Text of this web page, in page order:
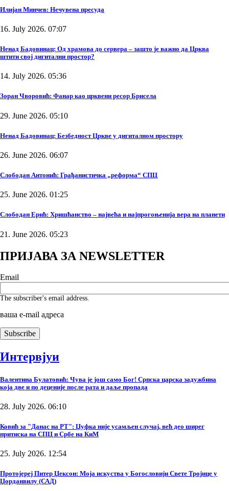
Илијан Минчев: Нечувена пресуда
16. July 2026. 07:07
Ненад Бадовинац: Од храмова до сервера – зашто је важно да Црква
штити свој дигитални простор?
14. July 2026. 05:36
Зоран Чворовић: Фанар као црквени ресор Брисела
29. June 2026. 05:10
Ненад Бадовинац: Безбедност Цркве у дигиталном простору
26. June 2026. 06:07
Слободан Антонић: Грађанистичка „реформа“ СПЦ
25. June 2026. 01:25
Слободан Ерић: Хришћанство – највећа и најпрогоњенија вера на планети
21. June 2026. 05:23
ПРИЈАВА ЗА NEWSLETTER
Email
The subscriber's email address.
ваша е-mail адреса
Интервјуи
Валентина Булатовић: Чува је још само Бог! Српска царска задужбина
која две и по деценије после рата и даље пропада
28. July 2026. 06:10
Ковић за "Данас на РТ": Џуфка није усамљен случај, већ део ширег
притиска на СПЦ и Србе на КиМ
25. July 2026. 12:54
Протојереј Питер Џексон: Моја искуства у Богословији Свете Тројице у
Џорданвилу (САД)